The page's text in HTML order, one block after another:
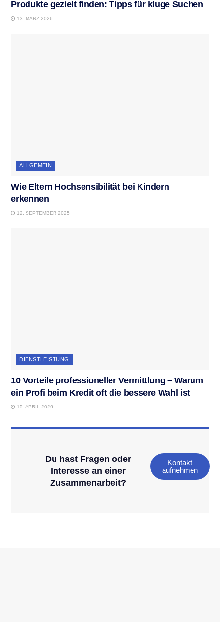
Produkte gezielt finden: Tipps für kluge Suchen
13. MÄRZ 2026
ALLGEMEIN
Wie Eltern Hochsensibilität bei Kindern
erkennen
12. SEPTEMBER 2025
DIENSTLEISTUNG
10 Vorteile professioneller Vermittlung – Warum
ein Profi beim Kredit oft die bessere Wahl ist
15. APRIL 2026
Du hast Fragen oder
Interesse an einer
Zusammenarbeit?
Kontakt
aufnehmen